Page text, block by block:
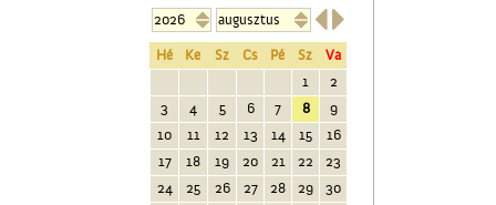

Hé Ke Sz Cs Pé Sz
Va
1
2
3
4 5 6 7 8
9
10
11 12 13 14 15
16
17
18 19 20 21 22
23
24
25 26 27 28 29
30